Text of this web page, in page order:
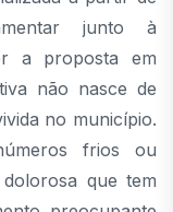
junto à
a proposta em
não nasce de
no município.
frios ou
que tem